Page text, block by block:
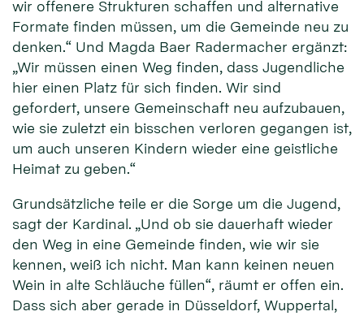
wir offenere Strukturen schaffen und alternative
Formate finden müssen, um die Gemeinde neu zu
denken.“ Und Magda Baer Radermacher ergänzt:
„Wir müssen einen Weg finden, dass Jugendliche
hier einen Platz für sich finden. Wir sind
gefordert, unsere Gemeinschaft neu aufzubauen,
wie sie zuletzt ein bisschen verloren gegangen ist,
um auch unseren Kindern wieder eine geistliche
Heimat zu geben.“
Grundsätzliche teile er die Sorge um die Jugend,
sagt der Kardinal. „Und ob sie dauerhaft wieder
den Weg in eine Gemeinde finden, wie wir sie
kennen, weiß ich nicht. Man kann keinen neuen
Wein in alte Schläuche füllen“, räumt er offen ein.
Dass sich aber gerade in Düsseldorf, Wuppertal,